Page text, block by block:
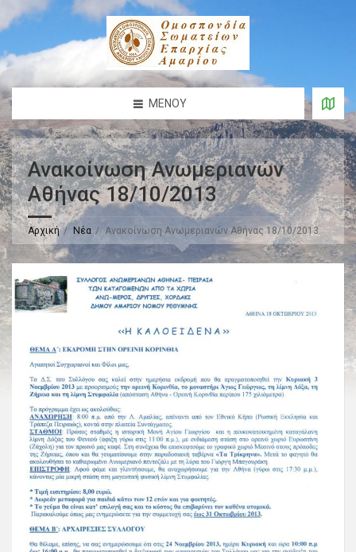
ΜΕΝΟΎ
Ανακοίνωση Ανωμεριανών
Αθήνας 18/10/2013
Αρχική Νέα Ανακοίνωση Ανωμεριανών Αθήνας 18/10/2013